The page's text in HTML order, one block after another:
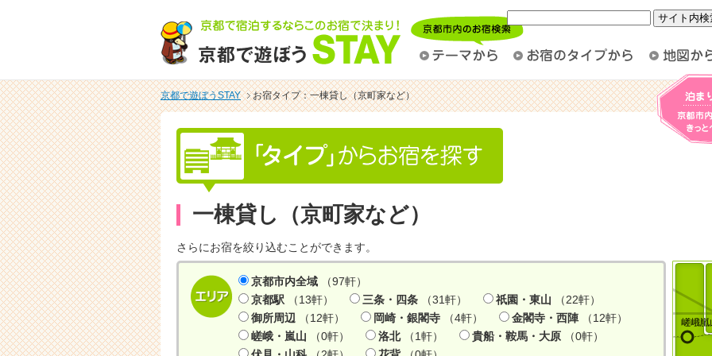
京都で遊ぼうSTAY お宿タイプ：一棟貸し（京町家など）
一棟貸し（京町家など）
さらにお宿を絞り込むことができます。
京都市内全域 （97軒）
京都駅 （13軒） 三条・四条 （31軒） 祇園・東山 （22軒）
御所周辺
（12軒） 岡崎・銀閣寺 （4軒） 金閣寺・西陣 （12軒）
嵯峨・嵐山 （0軒） 洛北（1軒） 貴船・鞍馬・大原 （0軒）